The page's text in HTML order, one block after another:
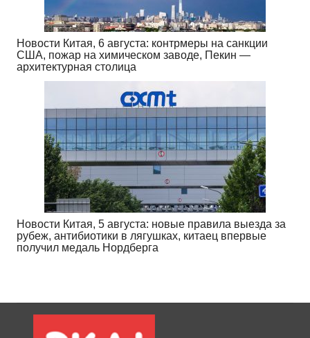
Новости Китая, 6 августа: контрмеры на санкции
США, пожар на химическом заводе, Пекин —
архитектурная столица
Новости Китая, 5 августа: новые правила выезда за
рубеж, антибиотики в лягушках, китаец впервые
получил медаль Нордберга